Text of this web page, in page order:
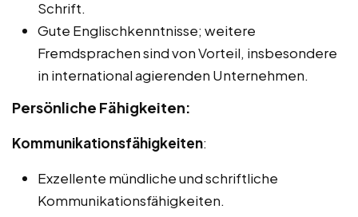
Schrift.
Gute Englischkenntnisse; weitere
Fremdsprachen sind von Vorteil, insbesondere
in international agierenden Unternehmen.
Persönliche Fähigkeiten:
Kommunikationsfähigkeiten:
Exzellente mündliche und schriftliche
Kommunikationsfähigkeiten.